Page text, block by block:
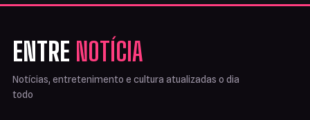
ENTRE NOTÍCIA
Notícias, entretenimento e cultura atualizadas o dia
todo